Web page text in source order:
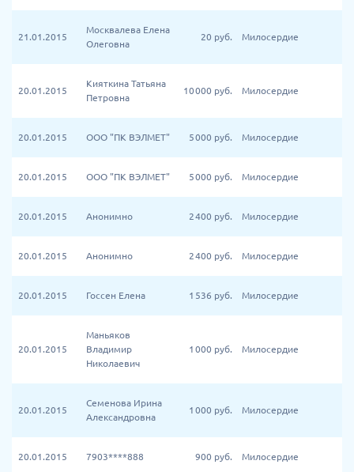
21.01.2015
Москвалева Елена
Олеговна
20 руб. Милосердие
20.01.2015
Кияткина Татьяна
Петровна
10 000 руб. Милосердие
20.01.2015 ООО "ПК ВЭЛМЕТ" 5 000 руб. Милосердие
20.01.2015 ООО "ПК ВЭЛМЕТ" 5 000 руб. Милосердие
20.01.2015 Анонимно 2 400 руб. Милосердие
20.01.2015 Анонимно 2 400 руб. Милосердие
20.01.2015 Госсен Елена 1 536 руб. Милосердие
20.01.2015
Маньяков
Владимир
Николаевич
1 000 руб. Милосердие
20.01.2015
Семенова Ирина
Александровна
1 000 руб. Милосердие
20.01.2015 7903****888 900 руб. Милосердие